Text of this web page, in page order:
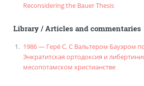
Reconsidering the Bauer Thesis
Library/Articles and commentaries
1986 — Герё С. С Вальтером Бауэром
Энкратитская ортодоксия и
месопотамском христианстве